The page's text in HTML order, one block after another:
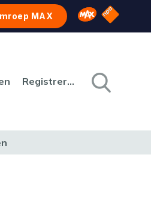
MAX Omroep MAX
NPO
Registreren